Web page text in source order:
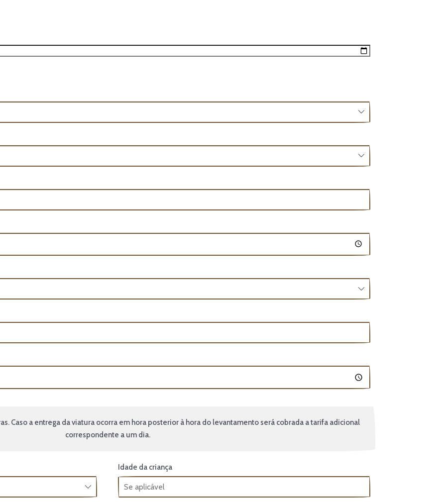
Caso a entrega da viatura ocorra em hora posterior à hora do levantamento será cobrada a tarifa adicional
correspondente a um dia.
Idade da criança